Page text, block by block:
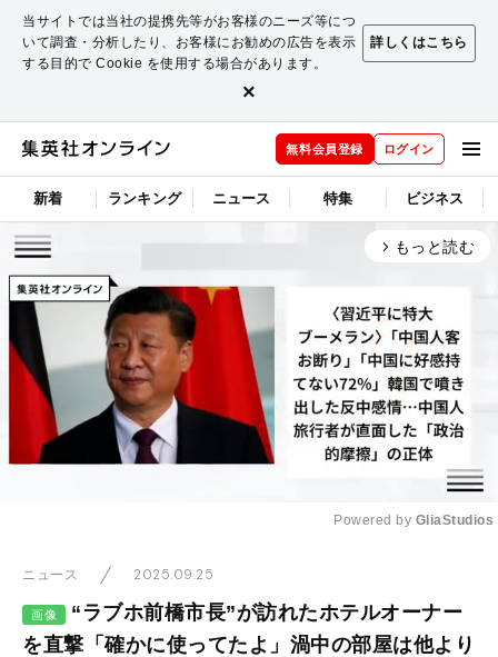
当サイトでは当社の提携先等がお客様のニーズ等につ
いて調査・分析したり、お客様にお勧めの広告を表示
する目的で Cookie を使用する場合があります。
詳しくはこちら
×
無料会員登録 ログイン
新着 ランキング ニュース 特集 ビジネス
arrow_forward_ios もっと読む
Powered by GliaStudios
ニュース 2025.09.25
画像
“ラブホ前橋市長”が訪れたホテルオーナー
を直撃「確かに使ってたよ」渦中の部屋は他より